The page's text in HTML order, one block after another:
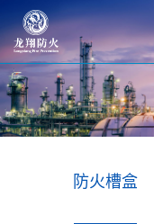
防火槽盒